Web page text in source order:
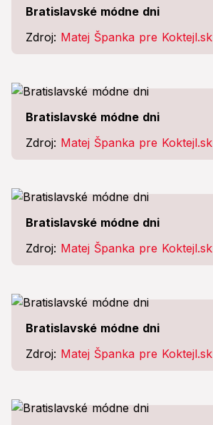
Bratislavské módne dni
Zdroj: Matej Španka pre Koktejl.sk
Bratislavské módne dni
Zdroj: Matej Španka pre Koktejl.sk
Bratislavské módne dni
Zdroj: Matej Španka pre Koktejl.sk
Bratislavské módne dni
Zdroj: Matej Španka pre Koktejl.sk